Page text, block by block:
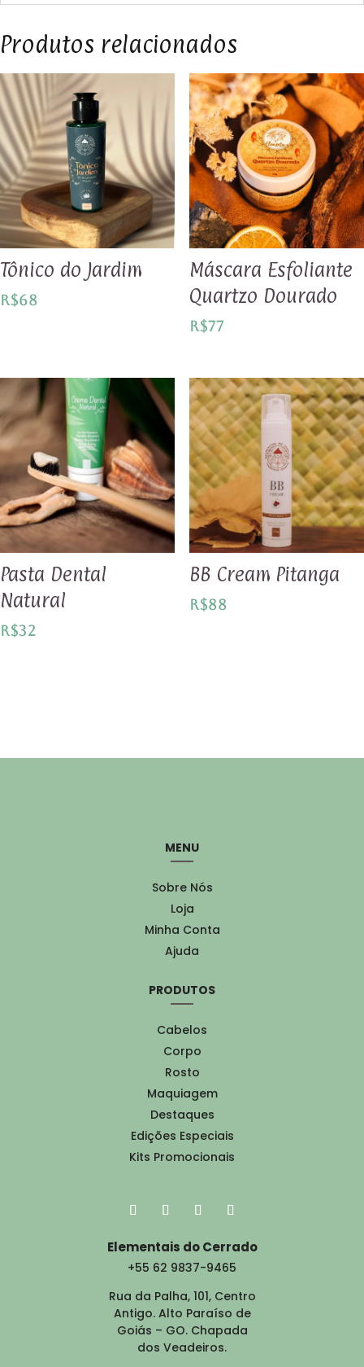
Produtos relacionados
Tônico do Jardim
R$68
Máscara Esfoliante
Quartzo Dourado
R$77
Pasta Dental
Natural
R$32
BB Cream Pitanga
R$88
MENU
Sobre Nós
Loja
Minha Conta
Ajuda
PRODUTOS
Cabelos
Corpo
Rosto
Maquiagem
Destaques
Edições Especiais
Kits Promocionais
Elementais do Cerrado
+55 62 9837-9465
Rua da Palha, 101, Centro
Antigo. Alto Paraíso de
Goiás – GO. Chapada
dos Veadeiros.